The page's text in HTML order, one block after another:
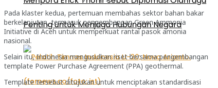
Penting untuk Menjaga Hubungan Negara
Pada klaster kedua, pertemuan membahas sektor bahan bakar
berkelanjutan, termasuk pengembangan Green Ammonia
Initiative di Aceh untuk memperkuat rantai pasok amonia
nasional.
Selain itu, Indonesia mengusulkan riset bersama pengembangan
template Power Purchase Agreement (PPA) geothermal.
Template tersebut ditujukan untuk menciptakan standardisasi